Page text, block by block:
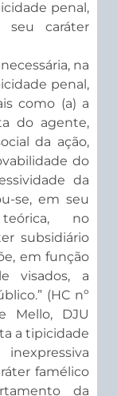
penal,
seu caráter
na
penal,
como (a) a
do agente,
da ação,
do
da
se, em seu
no
subsidiário
em função
visados, a
(HC nº
Mello, DJU
a tipicidade
famélico
da